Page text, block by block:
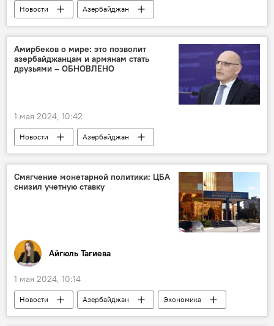
Новости
Азербайджан
Межкультурный диалог
"Бакинский процесс"
Глобальный форум
Баку
Бакинский Конгресс-центр
Армения
Нормализация отношений
Неоколониализм
Франция
Амирбеков о мире: это позволит
азербайджанцам и армянам стать
друзьями – ОБНОВЛЕНО
1 мая 2024, 10:42
Новости
Азербайджан
представитель президента Азербайджанской Республики по особым поручениям Эльчин Амирбеков
Армения
мирный договор
29-я сессия Конференции сторон Рамочной конвенции ООН по изменению климата
ВИЭ
Политика
Смягчение монетарной политики: ЦБА
снизил учетную ставку
Айгюль Тагиева
1 мая 2024, 10:14
Новости Азербайджан
Экономика
Центральный банк
Инфляция